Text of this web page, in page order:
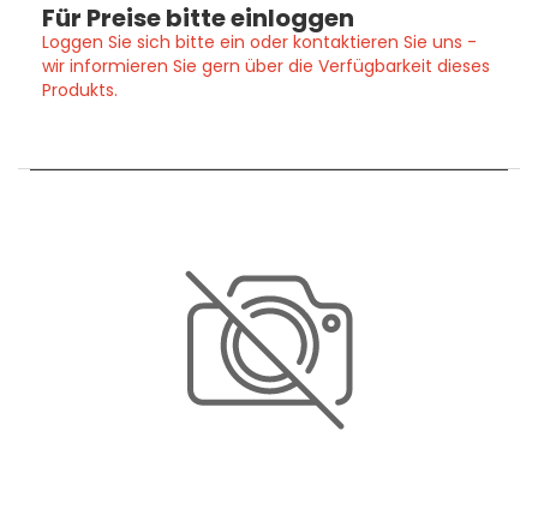
Für Preise bitte einloggen
Loggen Sie sich bitte ein oder kontaktieren Sie uns -
wir informieren Sie gern über die Verfügbarkeit dieses
Produkts.